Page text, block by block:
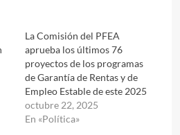
La Comisión del PFEA
aprueba los últimos 76
proyectos de los programas
de Garantía de Rentas y de
Empleo Estable de este 2025
octubre 22, 2025
En «Política»